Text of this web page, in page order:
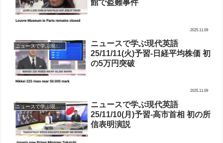
館で盗難事件
2025.11.09
ニュースで学ぶ現代英語-予習
ニュースで学ぶ現代英語
25/11/11(火)予習-日経平均株価 初
の5万円突破
2025.11.09
ニュースで学ぶ現代英語-予習
ニュースで学ぶ現代英語
25/11/10(月)予習-高市首相 初の所
信表明演説